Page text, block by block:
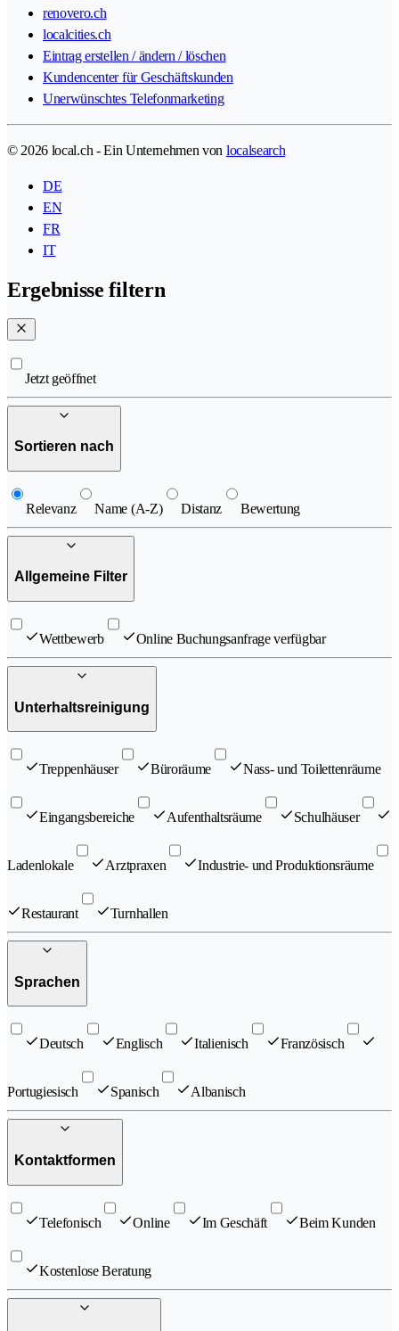
renovero.ch
localcities.ch
Eintrag erstellen / ändern / löschen
Kundencenter für Geschäftskunden
Unerwünschtes Telefonmarketing
© 2026 local.ch - Ein Unternehmen von localsearch
DE
EN
FR
IT
Ergebnisse filtern
Jetzt geöffnet
Sortieren nach
Relevanz Name (A-Z) Distanz Bewertung
Allgemeine Filter
Wettbewerb Online Buchungsanfrage verfügbar
Unterhaltsreinigung
Treppenhäuser Büroräume Nass- und Toilettenräume
Eingangsbereiche Aufenthaltsräume Schulhäuser
Ladenlokale Arztpraxen Industrie- und Produktionsräume
Restaurant Turnhallen
Sprachen
Deutsch Englisch Italienisch Französisch
Portugiesisch Spanisch Albanisch
Kontaktformen
Telefonisch Online Im Geschäft Beim Kunden
Kostenlose Beratung